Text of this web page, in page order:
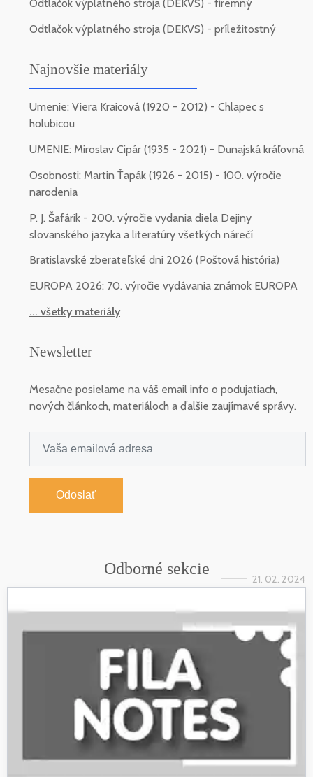
Odtlačok výplatného stroja (DEKVS) - firemný
Odtlačok výplatného stroja (DEKVS) - príležitostný
Najnovšie materiály
Umenie: Viera Kraicová (1920 - 2012) - Chlapec s
holubicou
UMENIE: Miroslav Cipár (1935 - 2021) - Dunajská kráľovná
Osobnosti: Martin Ťapák (1926 - 2015) - 100. výročie
narodenia
P. J. Šafárik - 200. výročie vydania diela Dejiny
slovanského jazyka a literatúry všetkých nárečí
Bratislavské zberateľské dni 2026 (Poštová história)
EUROPA 2026: 70. výročie vydávania známok EUROPA
... všetky materiály
Newsletter
Mesačne posielame na váš email info o podujatiach,
nových článkoch, materiáloch a ďalšie zaujímavé správy.
Odoslať
Odborné sekcie
21. 02. 2024